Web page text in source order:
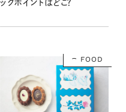
ックポイントはどこ？
FOOD